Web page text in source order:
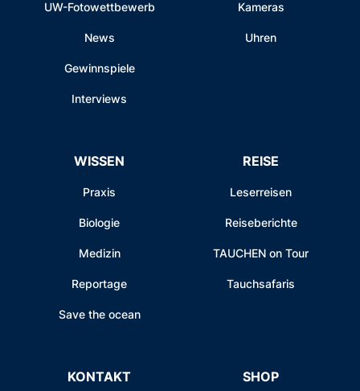
UW-Fotowettbewerb
News
Gewinnspiele
Interviews
Kameras
Uhren
WISSEN
Praxis
Biologie
Medizin
Reportage
Save the ocean
REISE
Leserreisen
Reiseberichte
TAUCHEN on Tour
Tauchsafaris
KONTAKT SHOP